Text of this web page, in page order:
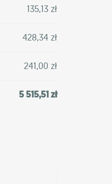
135,13 zł
428,34 zł
241,00 zł
5 515,51 zł